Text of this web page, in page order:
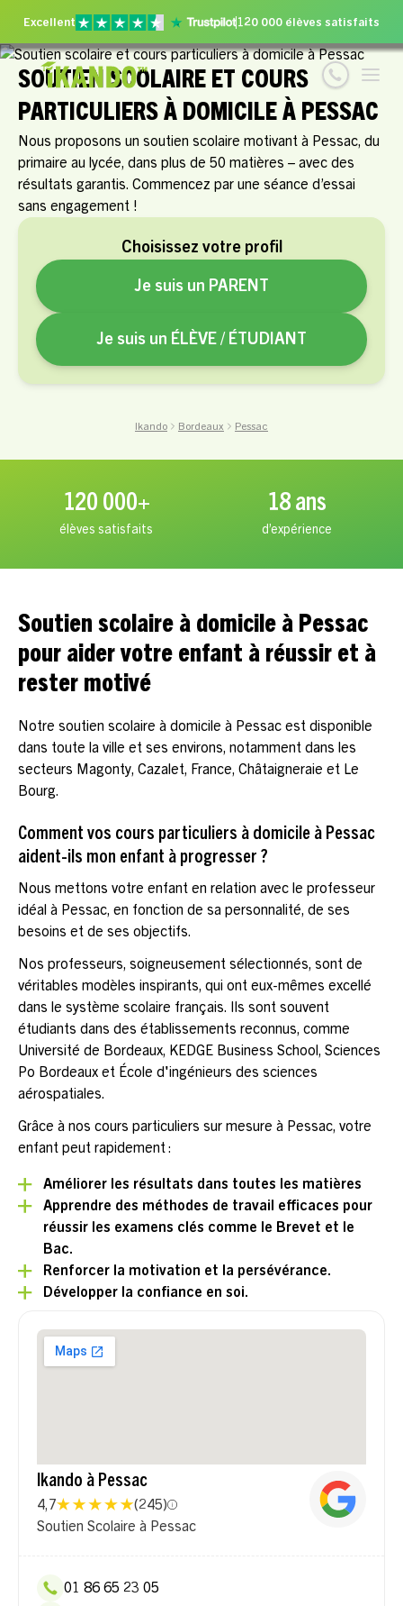
Excellent 120 000 élèves satisfaits
Ikando Bordeaux Pessac
SOUTIEN SCOLAIRE ET COURS
PARTICULIERS À DOMICILE À PESSAC
Nous proposons un soutien scolaire motivant à Pessac, du
primaire au lycée, dans plus de 50 matières – avec des
résultats garantis. Commencez par une séance d’essai
sans engagement !
Choisissez votre profil
Je suis un PARENT
Je suis un ÉLÈVE / ÉTUDIANT
120 000+
élèves satisfaits
18 ans
d’expérience
Soutien scolaire à domicile à Pessac
pour aider votre enfant à réussir et à
rester motivé
Notre soutien scolaire à domicile à Pessac est disponible
dans toute la ville et ses environs, notamment dans les
secteurs Magonty, Cazalet, France, Châtaigneraie et Le
Bourg.
Comment vos cours particuliers à domicile à Pessac
aident-ils mon enfant à progresser ?
Nous mettons votre enfant en relation avec le professeur
idéal à Pessac, en fonction de sa personnalité, de ses
besoins et de ses objectifs.
Nos professeurs, soigneusement sélectionnés, sont de
véritables modèles inspirants, qui ont eux-mêmes excellé
dans le système scolaire français. Ils sont souvent
étudiants dans des établissements reconnus, comme
Université de Bordeaux, KEDGE Business School, Sciences
Po Bordeaux et École d'ingénieurs des sciences
aérospatiales.
Grâce à nos cours particuliers sur mesure à Pessac, votre
enfant peut rapidement :
Améliorer les résultats dans toutes les matières
Apprendre des méthodes de travail efficaces pour
réussir les examens clés comme le Brevet et le
Bac.
Renforcer la motivation et la persévérance.
Développer la confiance en soi.
Ikando à Pessac
4,7 (245)
Soutien Scolaire à Pessac
01 86 65 23 05